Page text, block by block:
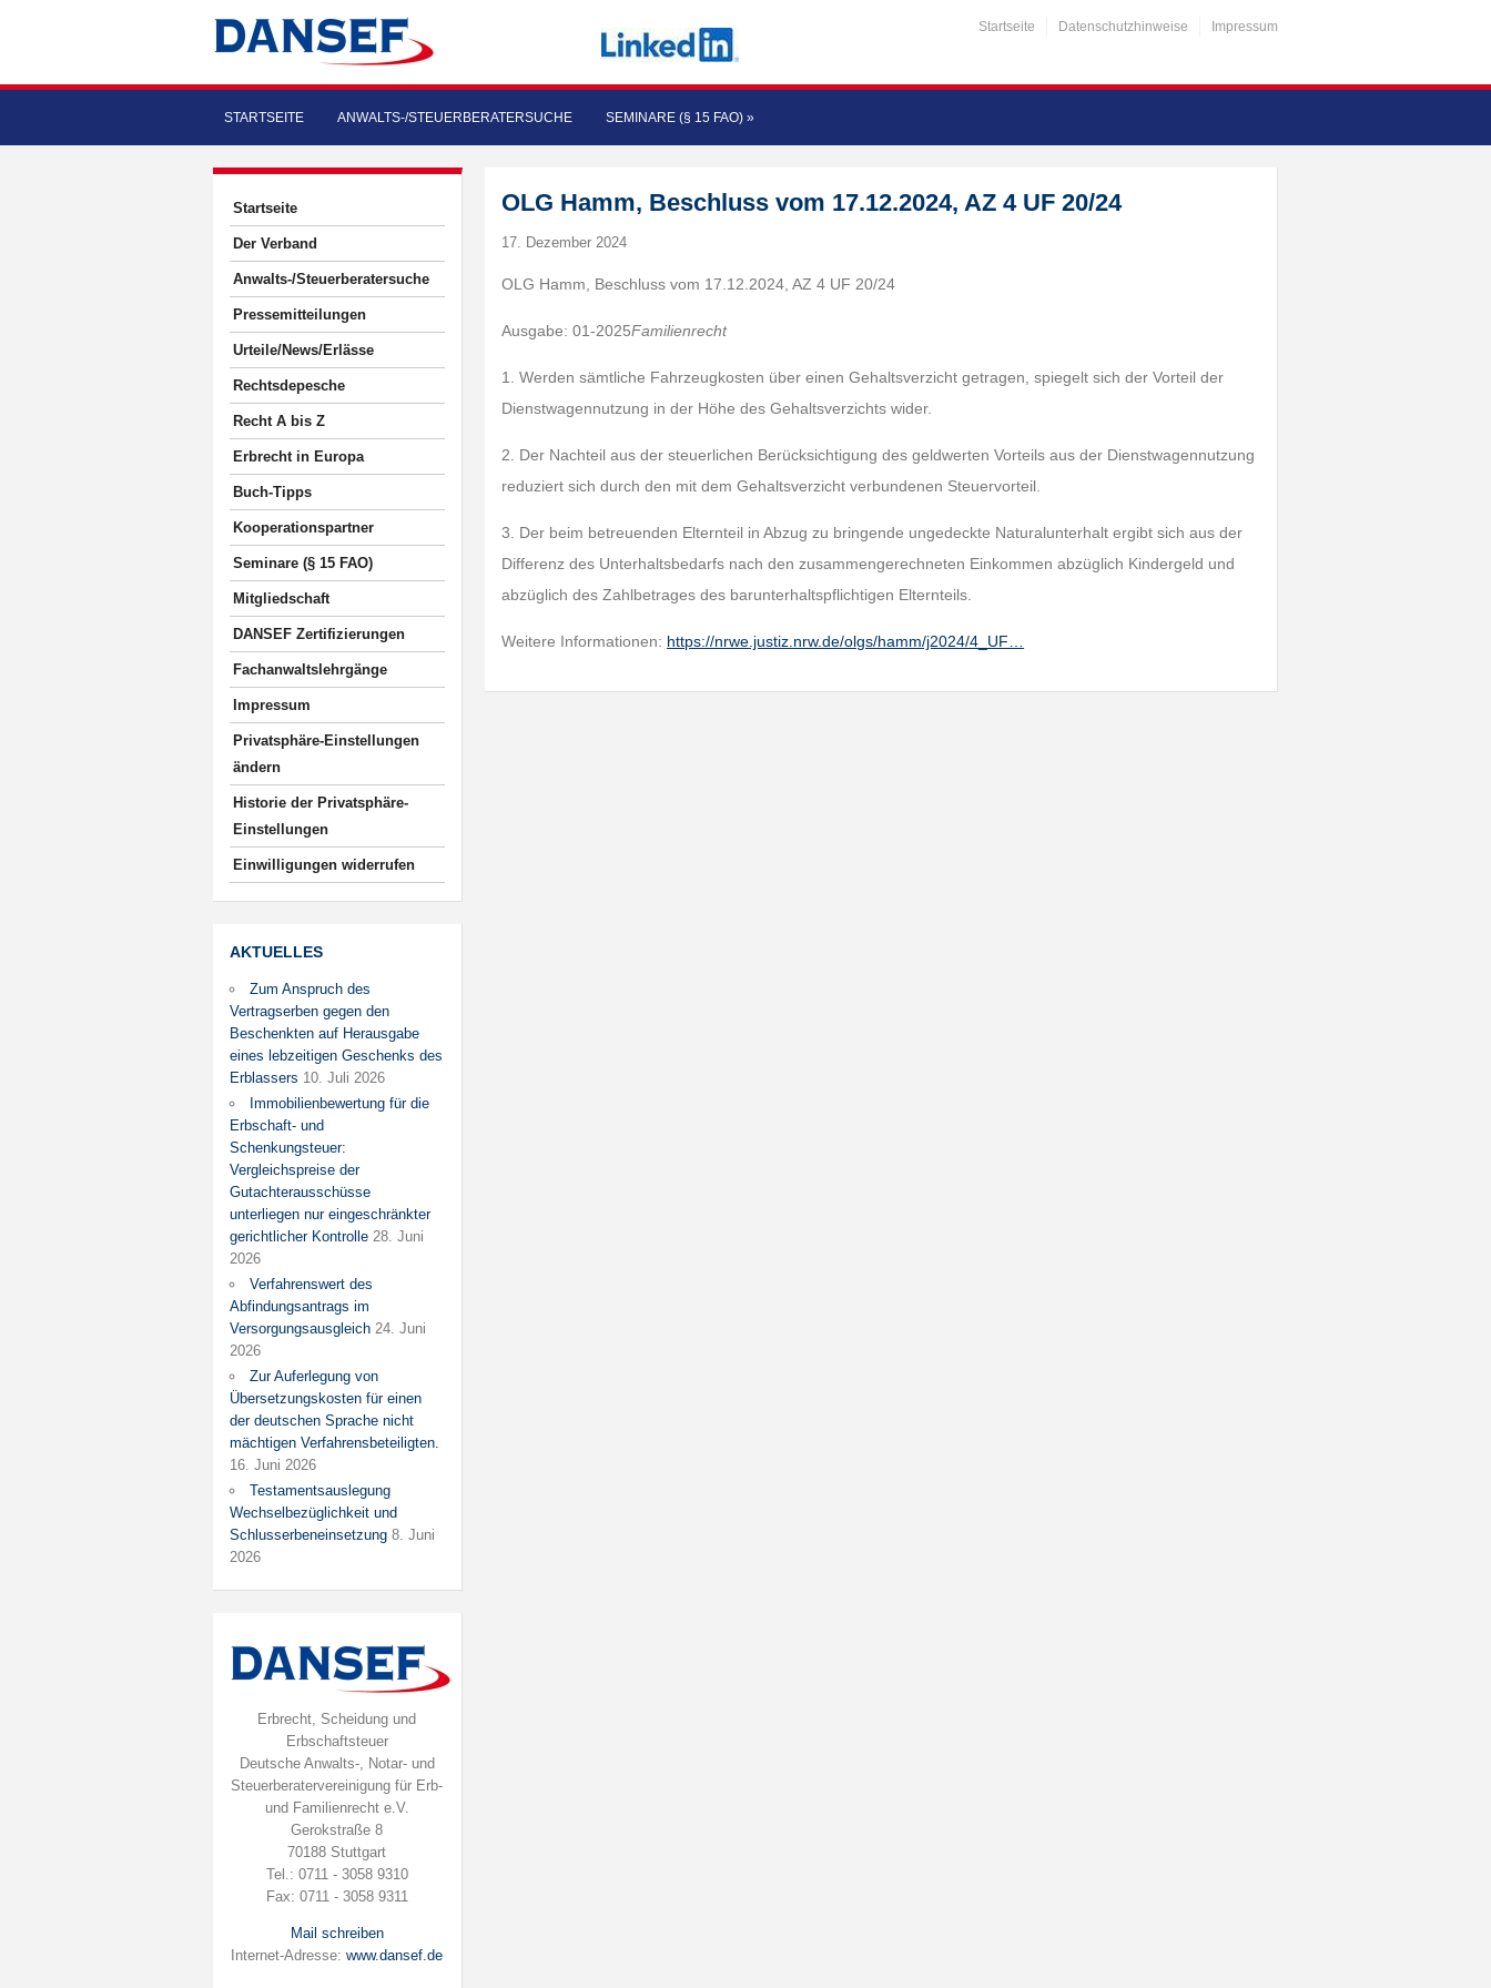
Startseite Datenschutzhinweise Impressum
STARTSEITE ANWALTS-/STEUERBERATERSUCHE SEMINARE (§ 15 FAO) »
Startseite
Der Verband
Anwalts-/Steuerberatersuche
Pressemitteilungen
Urteile/News/Erlässe
Rechtsdepesche
Recht A bis Z
Erbrecht in Europa
Buch-Tipps
Kooperationspartner
Seminare (§ 15 FAO)
Mitgliedschaft
DANSEF Zertifizierungen
Fachanwaltslehrgänge
Impressum
Privatsphäre-Einstellungen
ändern
Historie der Privatsphäre-
Einstellungen
Einwilligungen widerrufen
AKTUELLES
Zum Anspruch des
Vertragserben gegen den
Beschenkten auf Herausgabe
eines lebzeitigen Geschenks des
Erblassers 10. Juli 2026
Immobilienbewertung für die
Erbschaft- und
Schenkungsteuer:
Vergleichspreise der
Gutachterausschüsse
unterliegen nur eingeschränkter
gerichtlicher Kontrolle 28. Juni
2026
Verfahrenswert des
Abfindungsantrags im
Versorgungsausgleich 24. Juni
2026
Zur Auferlegung von
Übersetzungskosten für einen
der deutschen Sprache nicht
mächtigen Verfahrensbeteiligten.
16. Juni 2026
Testamentsauslegung
Wechselbezüglichkeit und
Schlusserbeneinsetzung 8. Juni
2026
Erbrecht, Scheidung und
Erbschaftsteuer
Deutsche Anwalts-, Notar- und
Steuerberatervereinigung für Erb-
und Familienrecht e.V.
Gerokstraße 8
70188 Stuttgart
Tel.: 0711 - 3058 9310
Fax: 0711 - 3058 9311
Mail schreiben
Internet-Adresse:www.dansef.de
OLG Hamm, Beschluss vom 17.12.2024, AZ 4 UF 20/24
17. Dezember 2024
OLG Hamm, Beschluss vom 17.12.2024, AZ 4 UF 20/24
Ausgabe: 01-2025Familienrecht
1. Werden sämtliche Fahrzeugkosten über einen Gehaltsverzicht getragen, spiegelt sich der Vorteil der
Dienstwagennutzung in der Höhe des Gehaltsverzichts wider.
2. Der Nachteil aus der steuerlichen Berücksichtigung des geldwerten Vorteils aus der Dienstwagennutzung
reduziert sich durch den mit dem Gehaltsverzicht verbundenen Steuervorteil.
3. Der beim betreuenden Elternteil in Abzug zu bringende ungedeckte Naturalunterhalt ergibt sich aus der
Differenz des Unterhaltsbedarfs nach den zusammengerechneten Einkommen abzüglich Kindergeld und
abzüglich des Zahlbetrages des barunterhaltspflichtigen Elternteils.
Weitere Informationen: https://nrwe.justiz.nrw.de/olgs/hamm/j2024/4_UF…